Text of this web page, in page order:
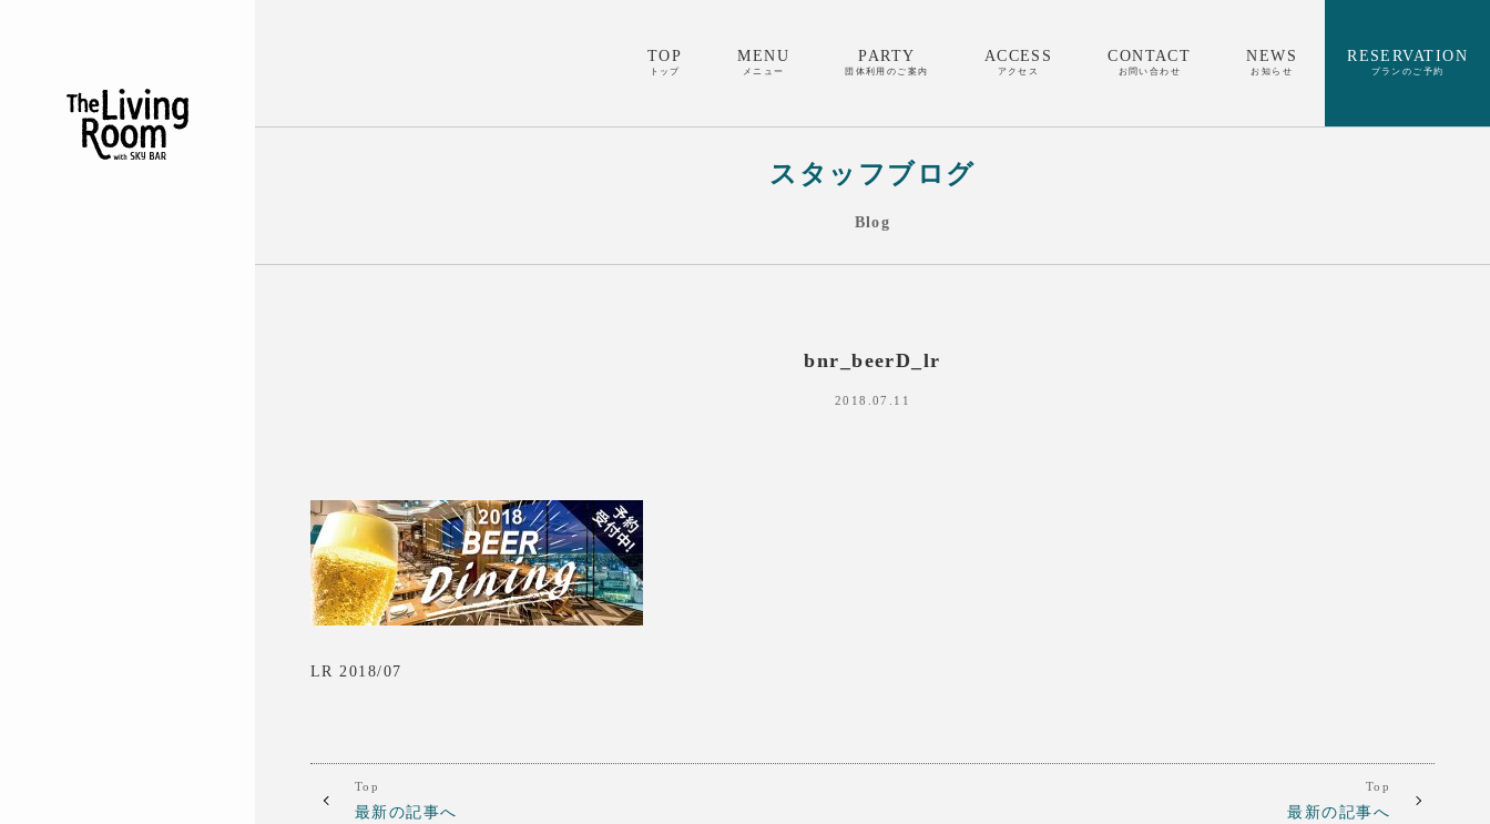
TOP
トップ
MENU
メニュー
PARTY
団体利用のご案内
ACCESS
アクセス
CONTACT
お問い合わせ
NEWS
お知らせ
RESERVATION
プランのご予約
スタッフブログ
Blog
bnr_beerD_lr
2018.07.11
LR 2018/07
Top
最新の記事へ
Top
最新の記事へ